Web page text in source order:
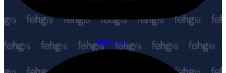
Facebook